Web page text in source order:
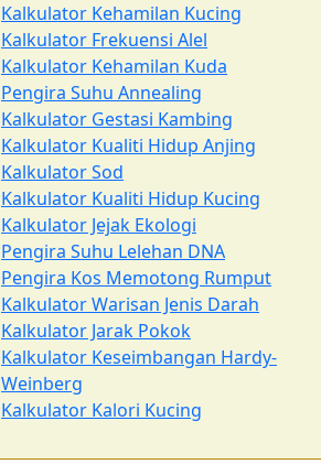
Kalkulator Kehamilan Kucing
Kalkulator Frekuensi Alel
Kalkulator Kehamilan Kuda
Pengira Suhu Annealing
Kalkulator Gestasi Kambing
Kalkulator Kualiti Hidup Anjing
Kalkulator Sod
Kalkulator Kualiti Hidup Kucing
Kalkulator Jejak Ekologi
Pengira Suhu Lelehan DNA
Pengira Kos Memotong Rumput
Kalkulator Warisan Jenis Darah
Kalkulator Jarak Pokok
Kalkulator Keseimbangan Hardy-
Weinberg
Kalkulator Kalori Kucing